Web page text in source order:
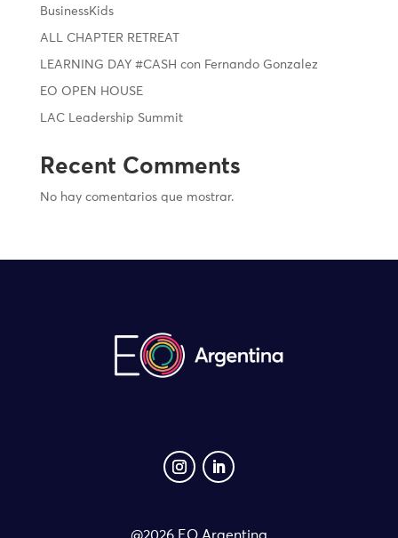
BusinessKids
ALL CHAPTER RETREAT
LEARNING DAY #CASH con Fernando Gonzalez
EO OPEN HOUSE
LAC Leadership Summit
Recent Comments
No hay comentarios que mostrar.